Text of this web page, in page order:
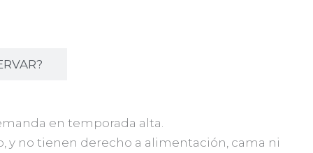
en temporada alta.
y no tienen derecho a alimentación, cama ni